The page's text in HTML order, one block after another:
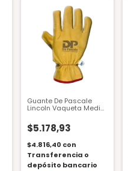
Guante De Pascale
Lincoln Vaqueta Medio
Talle 8
$5.178,93
$4.816,40 con
Transferencia o
depósito bancario